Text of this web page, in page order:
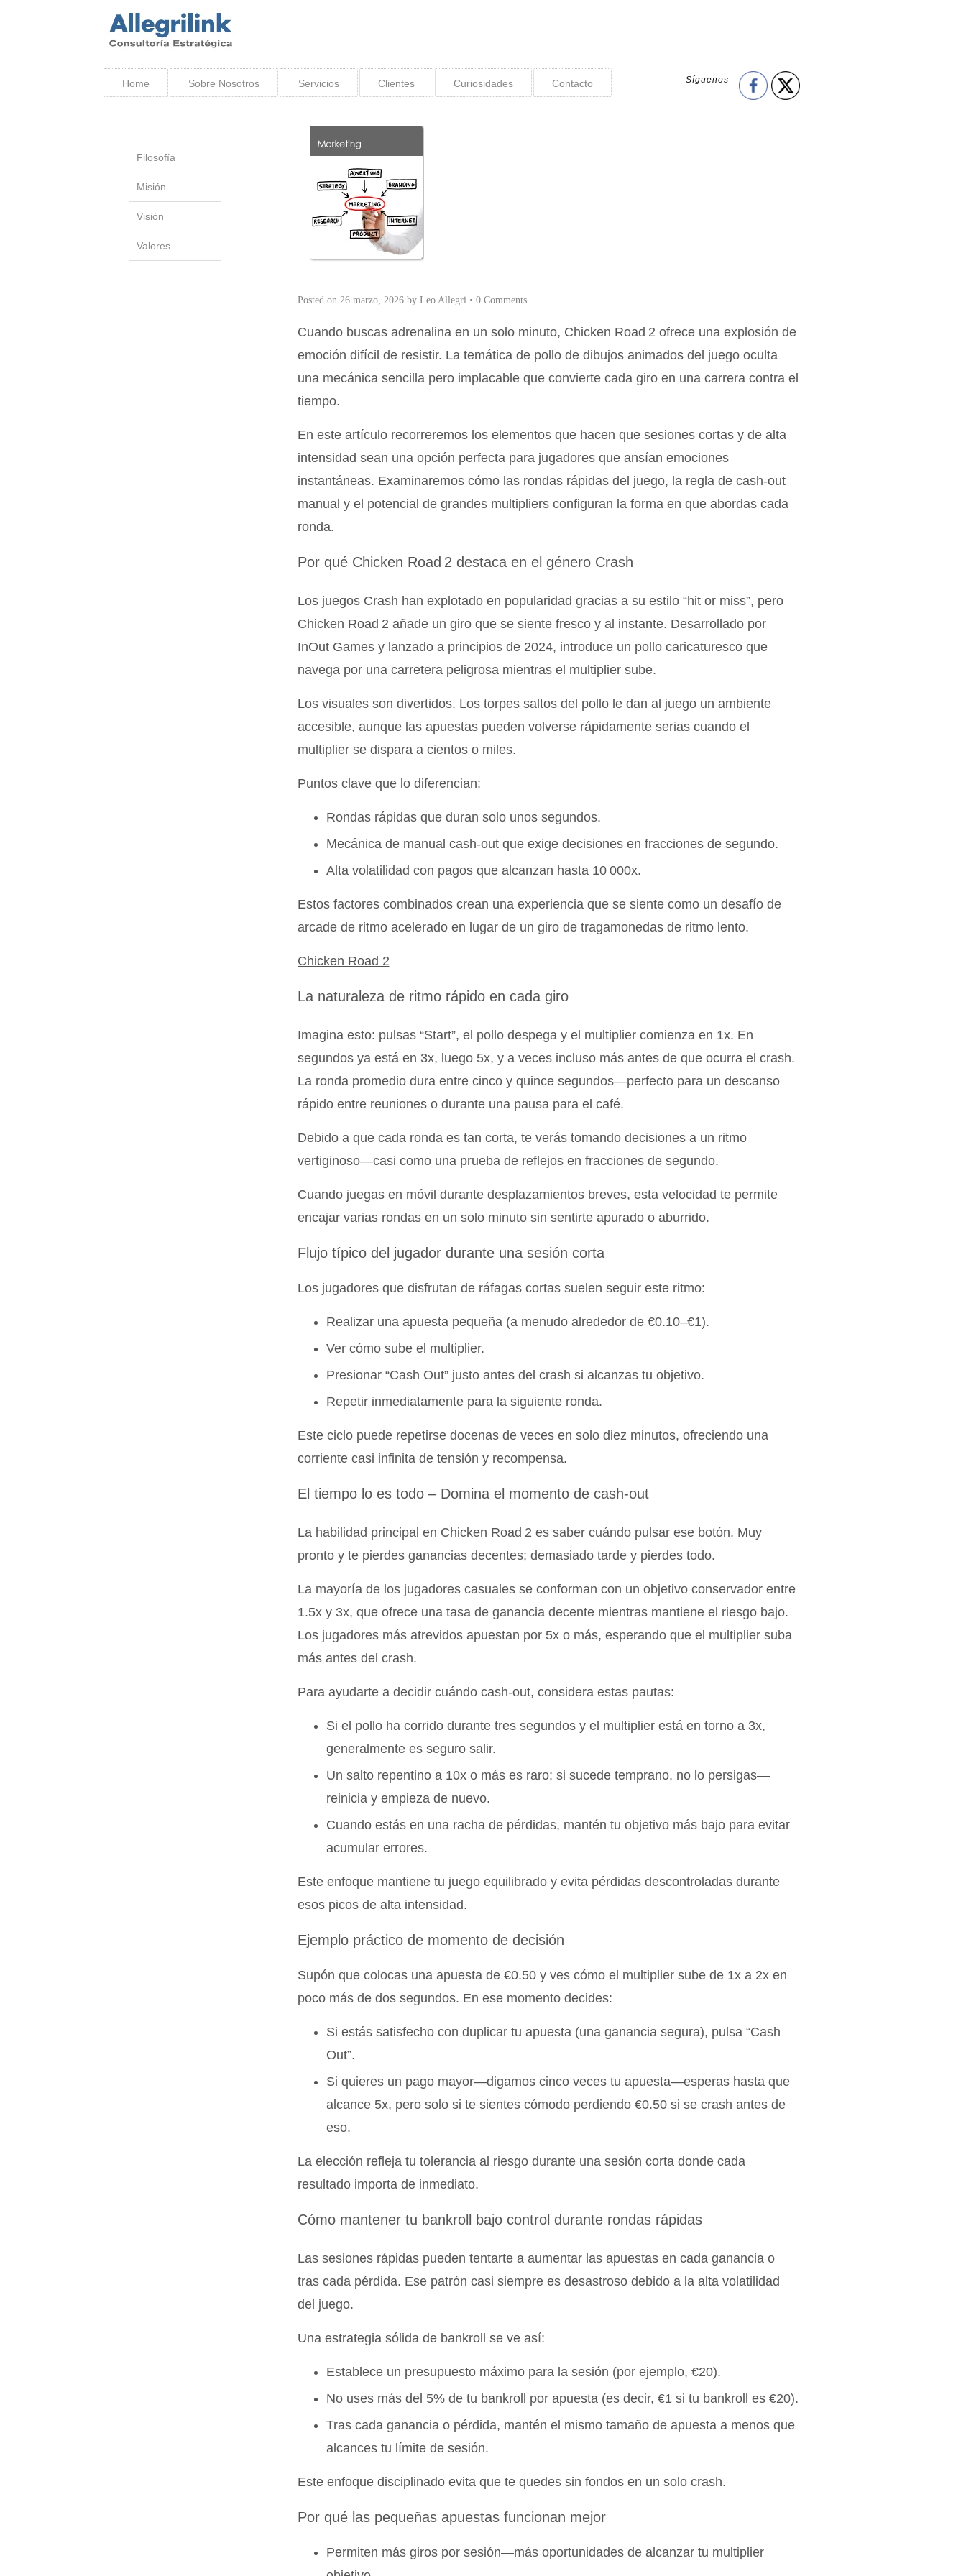
Home Sobre Nosotros Servicios Clientes Curiosidades Contacto
Filosofía
Misión
Visión
Valores
Síguenos
Posted on 26 marzo, 2026by Leo Allegri• 0 Comments
Cuando buscas adrenalina en un solo minuto, Chicken Road 2 ofrece una explosión de
emoción difícil de resistir. La temática de pollo de dibujos animados del juego oculta
una mecánica sencilla pero implacable que convierte cada giro en una carrera contra el
tiempo.
En este artículo recorreremos los elementos que hacen que sesiones cortas y de alta
intensidad sean una opción perfecta para jugadores que ansían emociones
instantáneas. Examinaremos cómo las rondas rápidas del juego, la regla de cash‑out
manual y el potencial de grandes multipliers configuran la forma en que abordas cada
ronda.
Por qué Chicken Road 2 destaca en el género Crash
Los juegos Crash han explotado en popularidad gracias a su estilo “hit or miss”, pero
Chicken Road 2 añade un giro que se siente fresco y al instante. Desarrollado por
InOut Games y lanzado a principios de 2024, introduce un pollo caricaturesco que
navega por una carretera peligrosa mientras el multiplier sube.
Los visuales son divertidos. Los torpes saltos del pollo le dan al juego un ambiente
accesible, aunque las apuestas pueden volverse rápidamente serias cuando el
multiplier se dispara a cientos o miles.
Puntos clave que lo diferencian:
Rondas rápidas que duran solo unos segundos.
Mecánica de manual cash‑out que exige decisiones en fracciones de segundo.
Alta volatilidad con pagos que alcanzan hasta 10 000x.
Estos factores combinados crean una experiencia que se siente como un desafío de
arcade de ritmo acelerado en lugar de un giro de tragamonedas de ritmo lento.
Chicken Road 2
La naturaleza de ritmo rápido en cada giro
Imagina esto: pulsas “Start”, el pollo despega y el multiplier comienza en 1x. En
segundos ya está en 3x, luego 5x, y a veces incluso más antes de que ocurra el crash.
La ronda promedio dura entre cinco y quince segundos—perfecto para un descanso
rápido entre reuniones o durante una pausa para el café.
Debido a que cada ronda es tan corta, te verás tomando decisiones a un ritmo
vertiginoso—casi como una prueba de reflejos en fracciones de segundo.
Cuando juegas en móvil durante desplazamientos breves, esta velocidad te permite
encajar varias rondas en un solo minuto sin sentirte apurado o aburrido.
Flujo típico del jugador durante una sesión corta
Los jugadores que disfrutan de ráfagas cortas suelen seguir este ritmo:
Realizar una apuesta pequeña (a menudo alrededor de €0.10–€1).
Ver cómo sube el multiplier.
Presionar “Cash Out” justo antes del crash si alcanzas tu objetivo.
Repetir inmediatamente para la siguiente ronda.
Este ciclo puede repetirse docenas de veces en solo diez minutos, ofreciendo una
corriente casi infinita de tensión y recompensa.
El tiempo lo es todo – Domina el momento de cash‑out
La habilidad principal en Chicken Road 2 es saber cuándo pulsar ese botón. Muy
pronto y te pierdes ganancias decentes; demasiado tarde y pierdes todo.
La mayoría de los jugadores casuales se conforman con un objetivo conservador entre
1.5x y 3x, que ofrece una tasa de ganancia decente mientras mantiene el riesgo bajo.
Los jugadores más atrevidos apuestan por 5x o más, esperando que el multiplier suba
más antes del crash.
Para ayudarte a decidir cuándo cash‑out, considera estas pautas:
Si el pollo ha corrido durante tres segundos y el multiplier está en torno a 3x,
generalmente es seguro salir.
Un salto repentino a 10x o más es raro; si sucede temprano, no lo persigas—
reinicia y empieza de nuevo.
Cuando estás en una racha de pérdidas, mantén tu objetivo más bajo para evitar
acumular errores.
Este enfoque mantiene tu juego equilibrado y evita pérdidas descontroladas durante
esos picos de alta intensidad.
Ejemplo práctico de momento de decisión
Supón que colocas una apuesta de €0.50 y ves cómo el multiplier sube de 1x a 2x en
poco más de dos segundos. En ese momento decides:
Si estás satisfecho con duplicar tu apuesta (una ganancia segura), pulsa “Cash
Out”.
Si quieres un pago mayor—digamos cinco veces tu apuesta—esperas hasta que
alcance 5x, pero solo si te sientes cómodo perdiendo €0.50 si se crash antes de
eso.
La elección refleja tu tolerancia al riesgo durante una sesión corta donde cada
resultado importa de inmediato.
Cómo mantener tu bankroll bajo control durante rondas rápidas
Las sesiones rápidas pueden tentarte a aumentar las apuestas en cada ganancia o
tras cada pérdida. Ese patrón casi siempre es desastroso debido a la alta volatilidad
del juego.
Una estrategia sólida de bankroll se ve así:
Establece un presupuesto máximo para la sesión (por ejemplo, €20).
No uses más del 5% de tu bankroll por apuesta (es decir, €1 si tu bankroll es €20).
Tras cada ganancia o pérdida, mantén el mismo tamaño de apuesta a menos que
alcances tu límite de sesión.
Este enfoque disciplinado evita que te quedes sin fondos en un solo crash.
Por qué las pequeñas apuestas funcionan mejor
Permiten más giros por sesión—más oportunidades de alcanzar tu multiplier